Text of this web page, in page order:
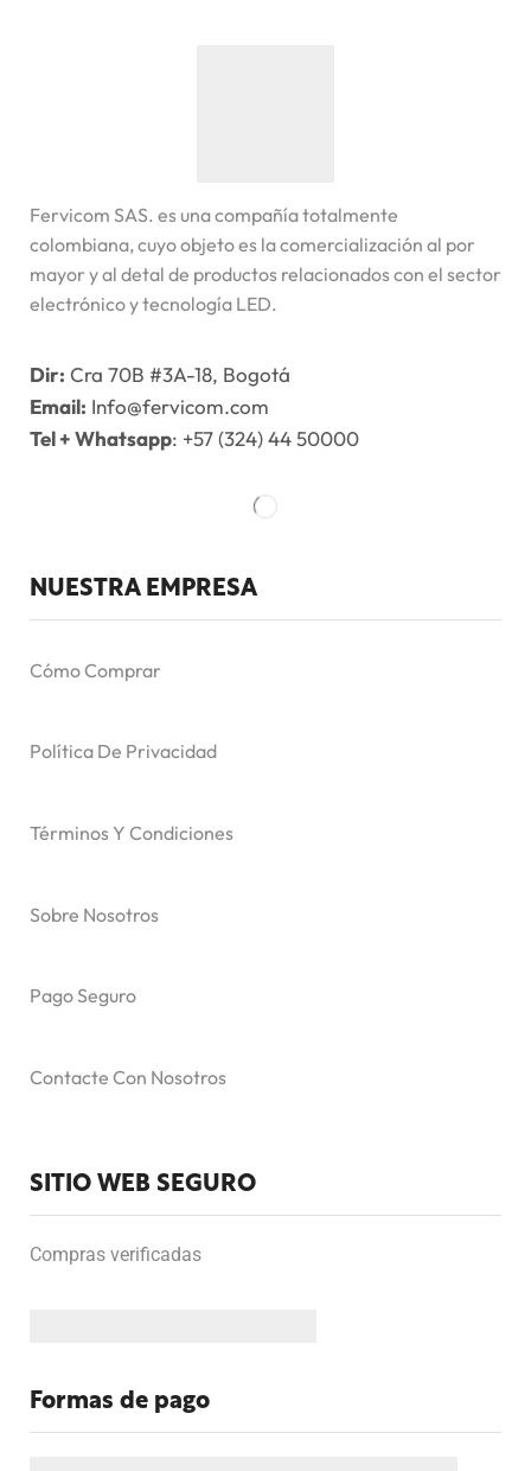
Fervicom SAS. es una compañía totalmente
colombiana, cuyo objeto es la comercialización al por
mayor y al detal de productos relacionados con el sector
electrónico y tecnología LED.
Dir: Cra 70B #3A-18, Bogotá
Email: Info@fervicom.com
Tel + Whatsapp: +57 (324) 44 50000
NUESTRA EMPRESA
Cómo Comprar
Política De Privacidad
Términos Y Condiciones
Sobre Nosotros
Pago Seguro
Contacte Con Nosotros
SITIO WEB SEGURO
Compras verificadas
Formas de pago